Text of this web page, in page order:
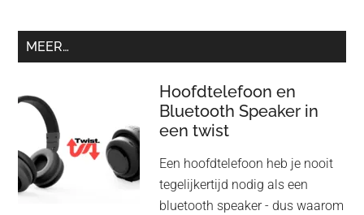
MEER…
Hoofdtelefoon en
Bluetooth Speaker in
een twist
Een hoofdtelefoon heb je nooit
tegelijkertijd nodig als een
bluetooth speaker - dus waarom